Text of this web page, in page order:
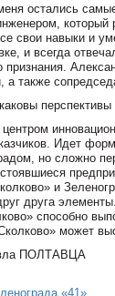
остались
который
свои навыки и
и всегда
а также
перспективы
Идет
но сложно
и
друга
способно
может
ПОЛТАВЦА
«41»